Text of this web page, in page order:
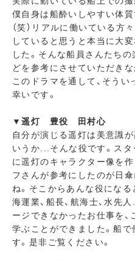
僕自身は船酔いしやすい体
（笑）リアルに働いている方
していると思うと本当に大
した。そんな船員さんたち
どを参考にさせていただき
このドラマを通して、そう
幸いです。
▼遥灯 豊役 田村心
自分が演じる遥灯は美意識
いうか...そんな役です。ス
に遥灯のキャラクター像を
フさんが参考にしたのが日
ね。そこからあんな役にな
海運業、船長、航海士、水先
ージできなかったお仕事を、
学ぶことができました。船
す。是非ご覧ください。